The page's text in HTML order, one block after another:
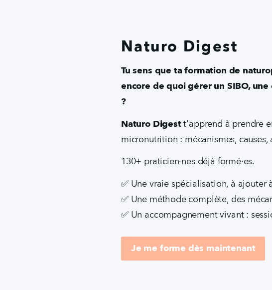
Naturo Digest
Tu sens que ta formation de
encore de quoi gérer un SIBO,
?
Naturo Digest t'apprend à prendre
micronutrition : mécanismes, causes,
130+ praticien·nes déjà formé·es.
✅ Une vraie spécialisation, à ajouter
✅ Une méthode complète, des
✅ Un accompagnement vivant :
Je me forme dès maintenant